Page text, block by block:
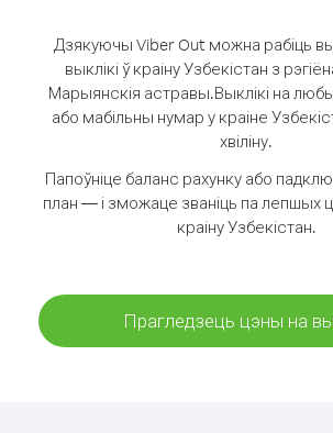
Дзякуючы Viber Out можна рабіць
выклікі ў краіну Узбекістан з
Марыянскія астравы.Выклікі на
або мабільны нумар у краіне
хвіліну.
Папоўніце баланс рахунку або
план — і зможаце званіць па лепшых
краіну Узбекістан.
Прагледзець цэны на